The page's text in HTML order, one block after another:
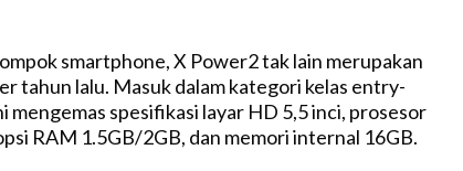
smartphone, X Power2 tak lain merupakan
tahun lalu. Masuk dalam kategori kelas entry-
mengemas spesifikasi layar HD 5,5 inci, prosesor
RAM 1.5GB/2GB, dan memori internal 16GB.